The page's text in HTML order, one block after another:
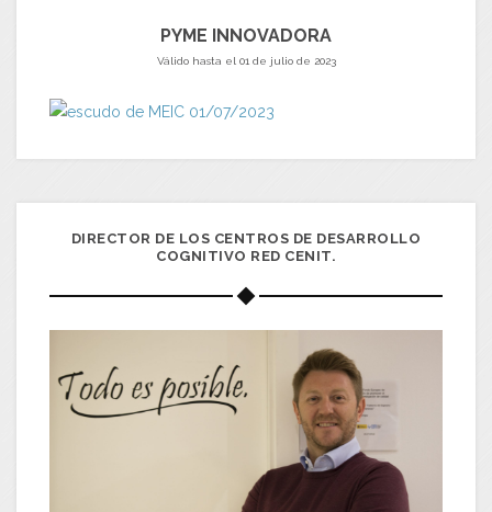
PYME INNOVADORA
Válido hasta el 01 de julio de 2023
DIRECTOR DE LOS CENTROS DE DESARROLLO
COGNITIVO RED CENIT.